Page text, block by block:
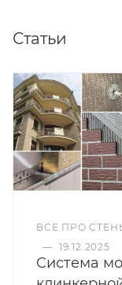
Статьи
ВСЕ ПРО
— 19.12.2025
Cистема